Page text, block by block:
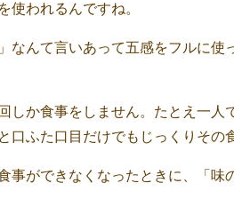
使われるんですね。
なんて言いあって五感をフルに使
しか食事をしません。たとえ一人
口ふた口目だけでもじっくりその
事ができなくなったときに、「味